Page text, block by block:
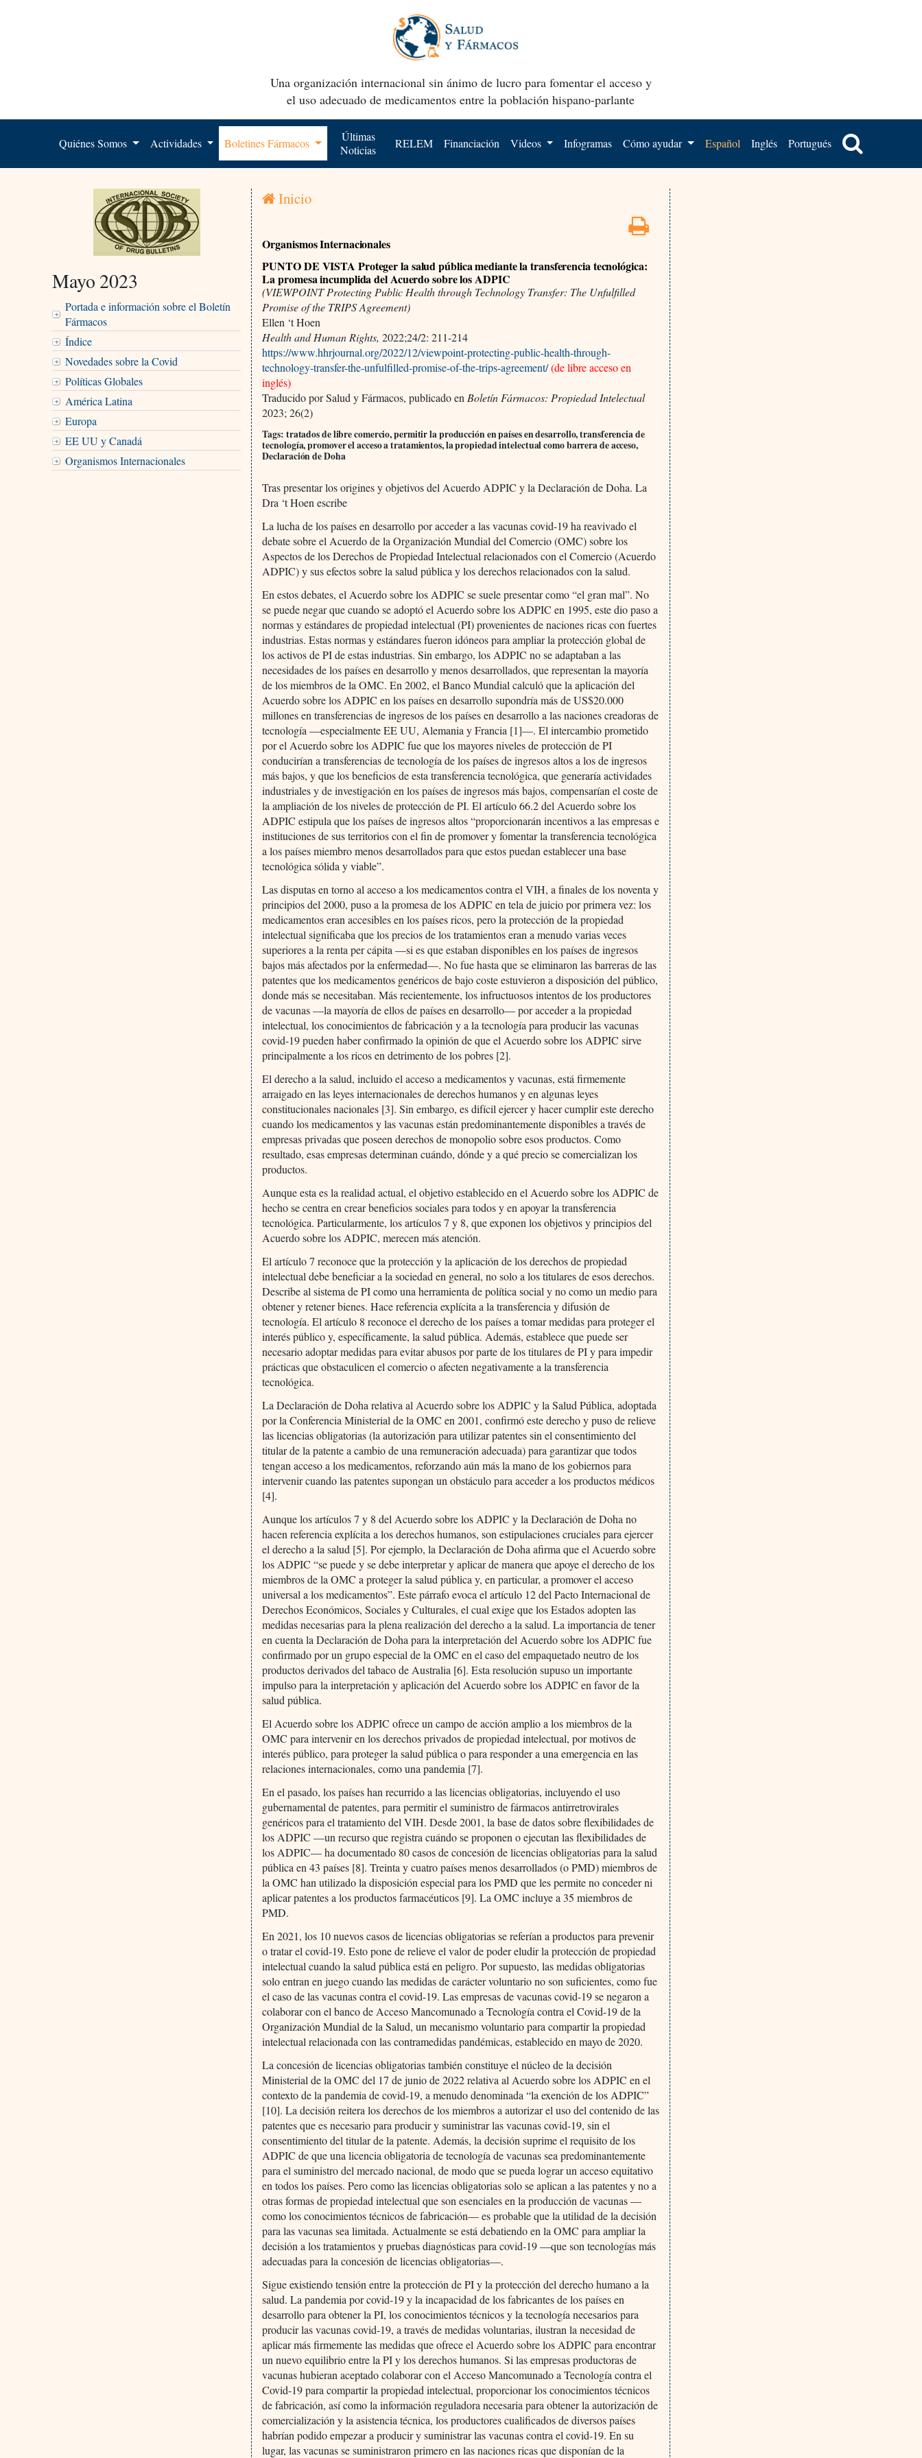
Una organización internacional sin ánimo de lucro para fomentar el acceso y
el uso adecuado de medicamentos entre la población hispano-parlante
Quiénes Somos Actividades Boletines Fármacos
Últimas
Noticias
RELEM Financiación Videos Infogramas Cómo ayudar Español Inglés Portugués
Mayo 2023
Portada e información sobre el Boletín
Fármacos
Índice
Novedades sobre la Covid
Políticas Globales
América Latina
Europa
EE UU y Canadá
Organismos Internacionales
Inicio
Organismos Internacionales
PUNTO DE VISTA Proteger la salud pública mediante la transferencia tecnológica:
La promesa incumplida del Acuerdo sobre los ADPIC
(VIEWPOINT Protecting Public Health through Technology Transfer: The Unfulfilled
Promise of the TRIPS Agreement)
Ellen ‘t Hoen
Health and Human Rights, 2022;24/2: 211-214
https://www.hhrjournal.org/2022/12/viewpoint-protecting-public-health-through-
technology-transfer-the-unfulfilled-promise-of-the-trips-agreement/(de libre acceso en
inglés)
Traducido por Salud y Fármacos, publicado enBoletín Fármacos: Propiedad Intelectual
2023; 26(2)
Tags: tratados de libre comercio, permitir la producción en países en desarrollo, transferencia de
tecnología, promover el acceso a tratamientos, la propiedad intelectual como barrera de acceso,
Declaración de Doha
Tras presentar los origines y objetivos del Acuerdo ADPIC y la Declaración de Doha. La
Dra ‘t Hoen escribe
La lucha de los países en desarrollo por acceder a las vacunas covid-19 ha reavivado el
debate sobre el Acuerdo de la Organización Mundial del Comercio (OMC) sobre los
Aspectos de los Derechos de Propiedad Intelectual relacionados con el Comercio (Acuerdo
ADPIC) y sus efectos sobre la salud pública y los derechos relacionados con la salud.
En estos debates, el Acuerdo sobre los ADPIC se suele presentar como “el gran mal”. No
se puede negar que cuando se adoptó el Acuerdo sobre los ADPIC en 1995, este dio paso a
normas y estándares de propiedad intelectual (PI) provenientes de naciones ricas con fuertes
industrias. Estas normas y estándares fueron idóneos para ampliar la protección global de
los activos de PI de estas industrias. Sin embargo, los ADPIC no se adaptaban a las
necesidades de los países en desarrollo y menos desarrollados, que representan la mayoría
de los miembros de la OMC. En 2002, el Banco Mundial calculó que la aplicación del
Acuerdo sobre los ADPIC en los países en desarrollo supondría más de US$20.000
millones en transferencias de ingresos de los países en desarrollo a las naciones creadoras de
tecnología —especialmente EE UU, Alemania y Francia [1]—. El intercambio prometido
por el Acuerdo sobre los ADPIC fue que los mayores niveles de protección de PI
conducirían a transferencias de tecnología de los países de ingresos altos a los de ingresos
más bajos, y que los beneficios de esta transferencia tecnológica, que generaría actividades
industriales y de investigación en los países de ingresos más bajos, compensarían el coste de
la ampliación de los niveles de protección de PI. El artículo 66.2 del Acuerdo sobre los
ADPIC estipula que los países de ingresos altos “proporcionarán incentivos a las empresas e
instituciones de sus territorios con el fin de promover y fomentar la transferencia tecnológica
a los países miembro menos desarrollados para que estos puedan establecer una base
tecnológica sólida y viable”.
Las disputas en torno al acceso a los medicamentos contra el VIH, a finales de los noventa y
principios del 2000, puso a la promesa de los ADPIC en tela de juicio por primera vez: los
medicamentos eran accesibles en los países ricos, pero la protección de la propiedad
intelectual significaba que los precios de los tratamientos eran a menudo varias veces
superiores a la renta per cápita —si es que estaban disponibles en los países de ingresos
bajos más afectados por la enfermedad—. No fue hasta que se eliminaron las barreras de las
patentes que los medicamentos genéricos de bajo coste estuvieron a disposición del público,
donde más se necesitaban. Más recientemente, los infructuosos intentos de los productores
de vacunas —la mayoría de ellos de países en desarrollo— por acceder a la propiedad
intelectual, los conocimientos de fabricación y a la tecnología para producir las vacunas
covid-19 pueden haber confirmado la opinión de que el Acuerdo sobre los ADPIC sirve
principalmente a los ricos en detrimento de los pobres [2].
El derecho a la salud, incluido el acceso a medicamentos y vacunas, está firmemente
arraigado en las leyes internacionales de derechos humanos y en algunas leyes
constitucionales nacionales [3]. Sin embargo, es difícil ejercer y hacer cumplir este derecho
cuando los medicamentos y las vacunas están predominantemente disponibles a través de
empresas privadas que poseen derechos de monopolio sobre esos productos. Como
resultado, esas empresas determinan cuándo, dónde y a qué precio se comercializan los
productos.
Aunque esta es la realidad actual, el objetivo establecido en el Acuerdo sobre los ADPIC de
hecho se centra en crear beneficios sociales para todos y en apoyar la transferencia
tecnológica. Particularmente, los artículos 7 y 8, que exponen los objetivos y principios del
Acuerdo sobre los ADPIC, merecen más atención.
El artículo 7 reconoce que la protección y la aplicación de los derechos de propiedad
intelectual debe beneficiar a la sociedad en general, no solo a los titulares de esos derechos.
Describe al sistema de PI como una herramienta de política social y no como un medio para
obtener y retener bienes. Hace referencia explícita a la transferencia y difusión de
tecnología. El artículo 8 reconoce el derecho de los países a tomar medidas para proteger el
interés público y, específicamente, la salud pública. Además, establece que puede ser
necesario adoptar medidas para evitar abusos por parte de los titulares de PI y para impedir
prácticas que obstaculicen el comercio o afecten negativamente a la transferencia
tecnológica.
La Declaración de Doha relativa al Acuerdo sobre los ADPIC y la Salud Pública, adoptada
por la Conferencia Ministerial de la OMC en 2001, confirmó este derecho y puso de relieve
las licencias obligatorias (la autorización para utilizar patentes sin el consentimiento del
titular de la patente a cambio de una remuneración adecuada) para garantizar que todos
tengan acceso a los medicamentos, reforzando aún más la mano de los gobiernos para
intervenir cuando las patentes supongan un obstáculo para acceder a los productos médicos
[4].
Aunque los artículos 7 y 8 del Acuerdo sobre los ADPIC y la Declaración de Doha no
hacen referencia explícita a los derechos humanos, son estipulaciones cruciales para ejercer
el derecho a la salud [5]. Por ejemplo, la Declaración de Doha afirma que el Acuerdo sobre
los ADPIC “se puede y se debe interpretar y aplicar de manera que apoye el derecho de los
miembros de la OMC a proteger la salud pública y, en particular, a promover el acceso
universal a los medicamentos”. Este párrafo evoca el artículo 12 del Pacto Internacional de
Derechos Económicos, Sociales y Culturales, el cual exige que los Estados adopten las
medidas necesarias para la plena realización del derecho a la salud. La importancia de tener
en cuenta la Declaración de Doha para la interpretación del Acuerdo sobre los ADPIC fue
confirmado por un grupo especial de la OMC en el caso del empaquetado neutro de los
productos derivados del tabaco de Australia [6]. Esta resolución supuso un importante
impulso para la interpretación y aplicación del Acuerdo sobre los ADPIC en favor de la
salud pública.
El Acuerdo sobre los ADPIC ofrece un campo de acción amplio a los miembros de la
OMC para intervenir en los derechos privados de propiedad intelectual, por motivos de
interés público, para proteger la salud pública o para responder a una emergencia en las
relaciones internacionales, como una pandemia [7].
En el pasado, los países han recurrido a las licencias obligatorias, incluyendo el uso
gubernamental de patentes, para permitir el suministro de fármacos antirretrovirales
genéricos para el tratamiento del VIH. Desde 2001, la base de datos sobre flexibilidades de
los ADPIC —un recurso que registra cuándo se proponen o ejecutan las flexibilidades de
los ADPIC— ha documentado 80 casos de concesión de licencias obligatorias para la salud
pública en 43 países [8]. Treinta y cuatro países menos desarrollados (o PMD) miembros de
la OMC han utilizado la disposición especial para los PMD que les permite no conceder ni
aplicar patentes a los productos farmacéuticos [9]. La OMC incluye a 35 miembros de
PMD.
En 2021, los 10 nuevos casos de licencias obligatorias se referían a productos para prevenir
o tratar el covid-19. Esto pone de relieve el valor de poder eludir la protección de propiedad
intelectual cuando la salud pública está en peligro. Por supuesto, las medidas obligatorias
solo entran en juego cuando las medidas de carácter voluntario no son suficientes, como fue
el caso de las vacunas contra el covid-19. Las empresas de vacunas covid-19 se negaron a
colaborar con el banco de Acceso Mancomunado a Tecnología contra el Covid-19 de la
Organización Mundial de la Salud, un mecanismo voluntario para compartir la propiedad
intelectual relacionada con las contramedidas pandémicas, establecido en mayo de 2020.
La concesión de licencias obligatorias también constituye el núcleo de la decisión
Ministerial de la OMC del 17 de junio de 2022 relativa al Acuerdo sobre los ADPIC en el
contexto de la pandemia de covid-19, a menudo denominada “la exención de los ADPIC”
[10]. La decisión reitera los derechos de los miembros a autorizar el uso del contenido de las
patentes que es necesario para producir y suministrar las vacunas covid-19, sin el
consentimiento del titular de la patente. Además, la decisión suprime el requisito de los
ADPIC de que una licencia obligatoria de tecnología de vacunas sea predominantemente
para el suministro del mercado nacional, de modo que se pueda lograr un acceso equitativo
en todos los países. Pero como las licencias obligatorias solo se aplican a las patentes y no a
otras formas de propiedad intelectual que son esenciales en la producción de vacunas —
como los conocimientos técnicos de fabricación— es probable que la utilidad de la decisión
para las vacunas sea limitada. Actualmente se está debatiendo en la OMC para ampliar la
decisión a los tratamientos y pruebas diagnósticas para covid-19 —que son tecnologías más
adecuadas para la concesión de licencias obligatorias—.
Sigue existiendo tensión entre la protección de PI y la protección del derecho humano a la
salud. La pandemia por covid-19 y la incapacidad de los fabricantes de los países en
desarrollo para obtener la PI, los conocimientos técnicos y la tecnología necesarios para
producir las vacunas covid-19, a través de medidas voluntarias, ilustran la necesidad de
aplicar más firmemente las medidas que ofrece el Acuerdo sobre los ADPIC para encontrar
un nuevo equilibrio entre la PI y los derechos humanos. Si las empresas productoras de
vacunas hubieran aceptado colaborar con el Acceso Mancomunado a Tecnología contra el
Covid-19 para compartir la propiedad intelectual, proporcionar los conocimientos técnicos
de fabricación, así como la información reguladora necesaria para obtener la autorización de
comercialización y la asistencia técnica, los productores cualificados de diversos países
habrían podido empezar a producir y suministrar las vacunas contra el covid-19. En su
lugar, las vacunas se suministraron primero en las naciones ricas que disponían de la